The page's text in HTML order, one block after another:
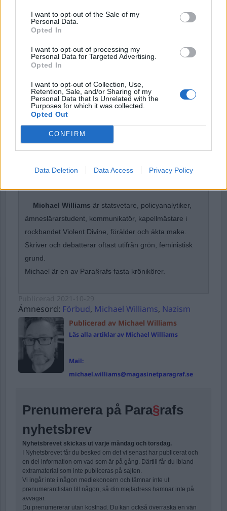
I want to opt-out of the Sale of my
Personal Data.
Opted In
I want to opt-out of processing my
Personal Data for Targeted Advertising.
Opted In
I want to opt-out of Collection, Use,
Retention, Sale, and/or Sharing of my
Personal Data that Is Unrelated with the
Purposes for which it was collected.
Opted Out
CONFIRM
Data Deletion Data Access Privacy Policy
Username or E-mail
Password
Remember Me
Forgot Password
Michael Williams är statsvetare, policyanalytiker,
ämneslärarstudent, kommunikatör, kapellmästare i
rockbandet Violent Divine, förälder och äkta make.
Skriver och debatterar oftast utifrån grön, feministisk
grund.
Michael är en av Para§rafs fasta krönikörer.
Ämnesord: Förbud, Michael Williams, Nazism
Publicerad av Michael Williams
Läs alla artiklar av Michael Williams
Mail:
michael.williams@magasinetparagraf.se
Prenumerera på Para§rafs
nyhetsbrev
Nyhetsbrevet skickas ut varje måndag och torsdag.
I Nyhetsbrevet får du besked om det vi senast har publicerat och
en del information om vad som är på gång. Därtill får du ibland
extramaterial som inte publiceras på sajten.
Vi ingår inte i någon mediekoncern och lämnar inte ut
prenumerantlistan till någon, så din mejladress hamnar inte på
avvägar.
Du prenumererar utan kostnad. Du kan också överraska en vän